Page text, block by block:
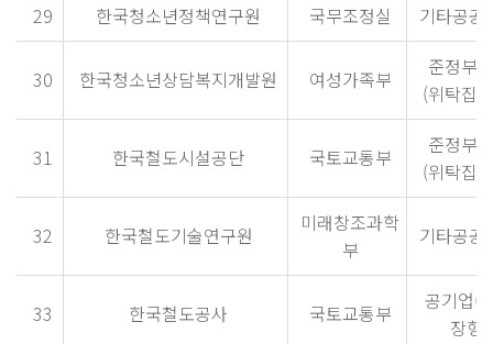
29
한국청소년정책연구원 국무조정실 기타공공
30 한국청소년상담복지개발원 여성가족부
준정부
(위탁집
31 한국철도시설공단 국토교통부
준정부
(위탁집
32 한국철도기술연구원
미래창조과학
부
기타공공
33 한국철도공사 국토교통부
공기업(
장형)